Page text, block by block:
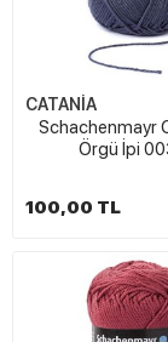
CATANİA
Schachenmayr
Örgü İpi
100,00 TL